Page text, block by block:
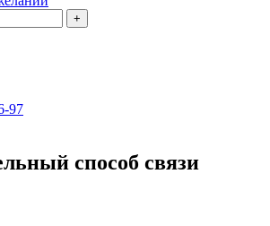
97
способ связи